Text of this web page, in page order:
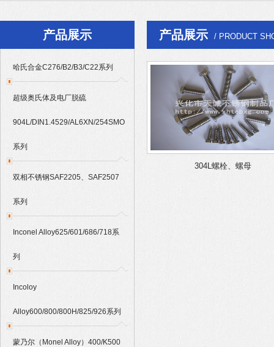
Alloy625/601/686/718系列
产品展示
哈氏合金C276/B2/B3/C22系列
超级奥氏体及电厂脱硫
904L/DIN1.4529/AL6XN/254SMO
系列
双相不锈钢SAF2205、SAF2507
系列
Inconel Alloy625/601/686/718系
列
Incoloy
Alloy600/800/800H/825/926系列
蒙乃尔（Monel Alloy）400/K500
产品展示 / PRODUCT
304L螺栓、螺母